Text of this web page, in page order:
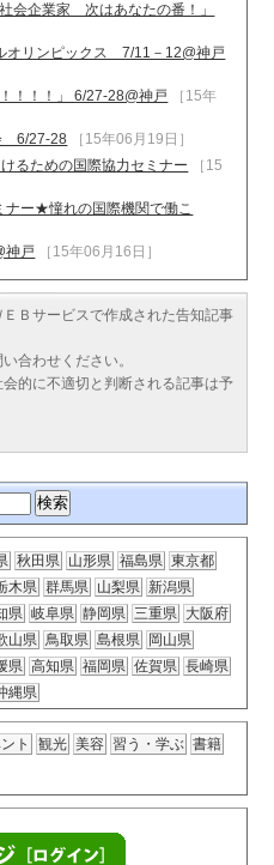
企業家 次はあなたの番！」
オリンピックス 7/11－12@神戸
！！！」 6/27-28@神戸
［15年
6/27-28
［15年06月19日］
ための国際協力セミナー
［15
ー★憧れの国際機関で働こ
神戸
［15年06月16日］
Ｂサービスで作成された告知記事
合わせください。
的に不適切と判断される記事は予
秋田県 山形県 福島県 東京都
木県 群馬県 山梨県 新潟県
県 岐阜県 静岡県 三重県 大阪府
山県 鳥取県 島根県
岡山県
県 高知県 福岡県 佐賀県 長崎県
縄県
ト 観光 美容 習う・学ぶ 書籍